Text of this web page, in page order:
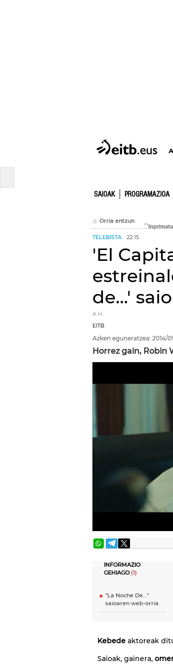
SAIOAK PROGRAMAZIOA
Orria entzun
TELEBISTA 22:15
'El
de…'
A.H.
EITB
Azken eguneratzea: 2014/
Horrez gain, Robin
INFORMAZIO
GEHIAGO(1)
"La Noche De..."
saioaren web-orria
Kebede aktoreak
Saioak, gainera,